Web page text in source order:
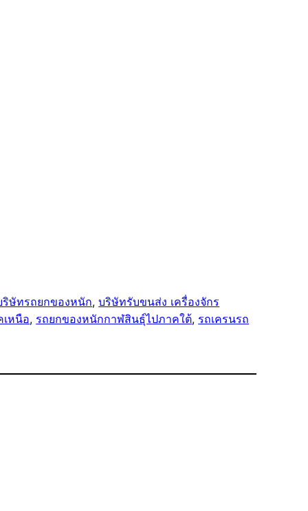
ริษัทรถยกของหนัก, บริษัทรับขนส่ง เครื่องจักร
หนือ, รถยกของหนักกาฬสินธุ์ไปภาคใต้, รถเครนรถ